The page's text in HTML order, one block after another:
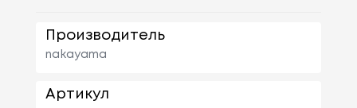
Производитель
nakayama
Артикул